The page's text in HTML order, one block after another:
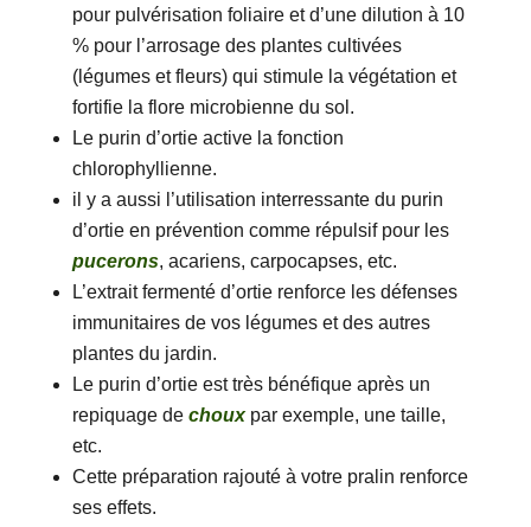
pour pulvérisation foliaire et d’une dilution à 10
% pour l’arrosage des plantes cultivées
(légumes et fleurs) qui stimule la végétation et
fortifie la flore microbienne du sol.
Le purin d’ortie active la fonction
chlorophyllienne.
il y a aussi l’utilisation interressante du purin
d’ortie en prévention comme répulsif pour les
pucerons, acariens, carpocapses, etc.
L’extrait fermenté d’ortie renforce les défenses
immunitaires de vos légumes et des autres
plantes du jardin.
Le purin d’ortie est très bénéfique après un
repiquage de chouxpar exemple, une taille,
etc.
Cette préparation rajouté à votre pralin renforce
ses effets.